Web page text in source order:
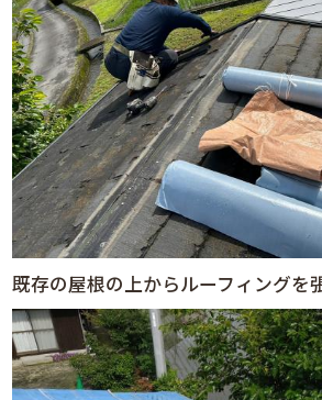
既存の屋根の上からルーフィングを